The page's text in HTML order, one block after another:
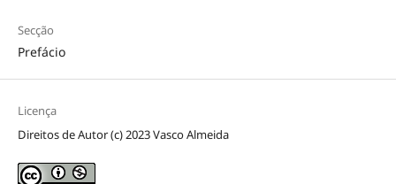
Secção
Prefácio
Licença
Direitos de Autor (c) 2023 Vasco Almeida